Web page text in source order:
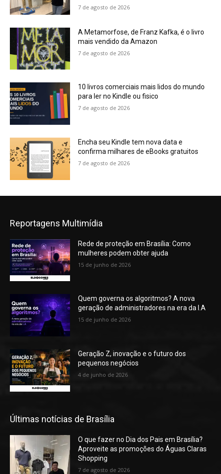
7 de agosto de 2026
A Metamorfose, de Franz Kafka, é o livro
mais vendido da Amazon
7 de agosto de 2026
10 livros comerciais mais lidos do mundo
para ler no Kindle ou fisico
7 de agosto de 2026
Encha seu Kindle tem nova data e
confirma milhares de eBooks gratuitos
7 de agosto de 2026
Reportagens Multimídia
Rede de proteção em Brasília: Como
mulheres podem obter ajuda
15 de junho de 2026
Quem governa os algoritmos? A nova
geração de administradores na era da I.A
15 de junho de 2026
Geração Z, inovação e o futuro dos
pequenos negócios
4 de junho de 2026
Últimas notícias de Brasília
O que fazer no Dia dos Pais em Brasília?
Aproveite as promoções do Águas Claras
Shopping
7 de agosto de 2026